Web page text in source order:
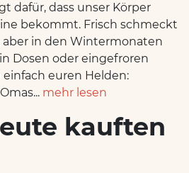
dafür, dass unser Körper
bekommt. Frisch schmeckt
aber in den Wintermonaten
Dosen oder eingefroren
euren Helden:
mehr lesen
kauften